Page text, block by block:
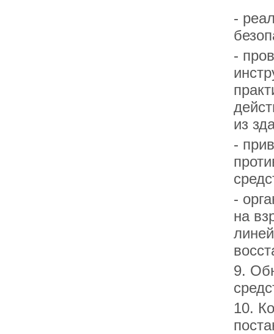
-
-
из
-
-
на
9.
10.